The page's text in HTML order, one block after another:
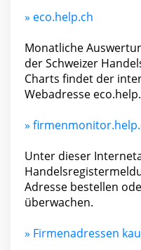
» eco.help.ch
Monatliche
der Schweizer
Charts findet der
Webadresse
»
Unter dieser
Adresse bestellen
überwachen.
» Firmenadressen